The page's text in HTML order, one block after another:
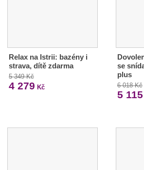
Relax na Istrii: bazény i
strava, dítě zdarma
5 349 Kč
4 279 Kč
se
plus
6 018 Kč
5 115